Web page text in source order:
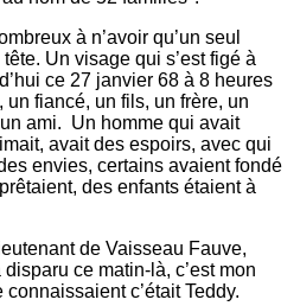
à n’avoir qu’un seul
Un visage qui s’est figé à
ce 27 janvier 68 à 8 heures
un fiancé, un fils, un frère, un
ami. Un homme qui avait
avait des espoirs, avec qui
envies, certains avaient fondé
des enfants étaient à
de Vaisseau Fauve,
ce matin-là, c’est mon
c’était Teddy.